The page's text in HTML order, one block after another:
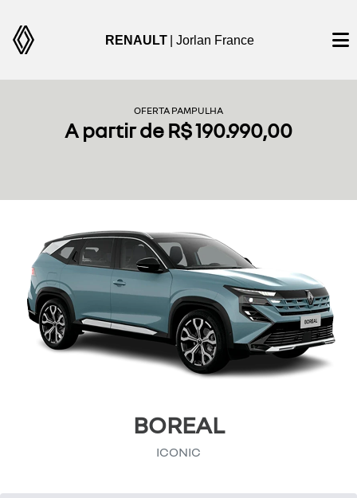
RENAULT | Jorlan France
OFERTA PAMPULHA
A partir de R$ 190.990,00
BOREAL
ICONIC